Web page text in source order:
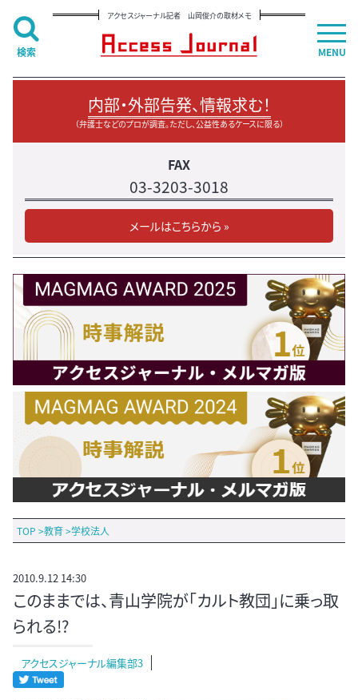
アクセスジャーナル記者 山岡俊介の取材メモ
内部・外部告発、情報求む！
（弁護士などのプロが調査。ただし、公益性あるケースに限る）
FAX
03-3203-3018
メールはこちらから »
TOP >教育>学校法人
2010.9.12 14:30
このままでは、青山学院が「カルト教団」に乗っ取
られる!?
アクセスジャーナル編集部3
MENU
検索